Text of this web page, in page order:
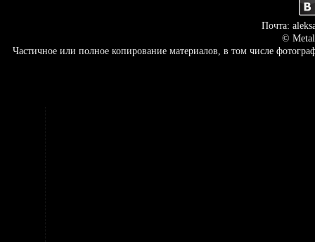
Почта:
©
Частичное или полное копирование материалов, в том числе